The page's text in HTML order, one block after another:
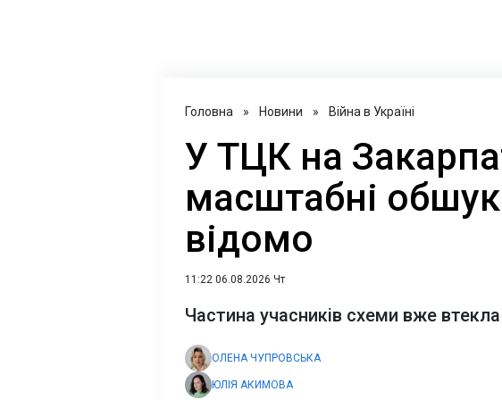
Головна » Новини » Війна в Україні
У ТЦК на
масштабні
відомо
11:22 06.08.2026 Чт
Частина учасників схеми вже
ОЛЕНА ЧУПРОВСЬКА
ЮЛІЯ АКИМОВА